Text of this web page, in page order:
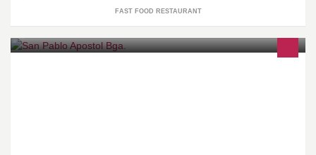
FAST FOOD RESTAURANT